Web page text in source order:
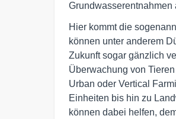
Hier kommt die
können unter anderem
Zukunft sogar gänzlich
Überwachung von
Urban oder Vertical
Einheiten bis hin zu
können dabei helfen,